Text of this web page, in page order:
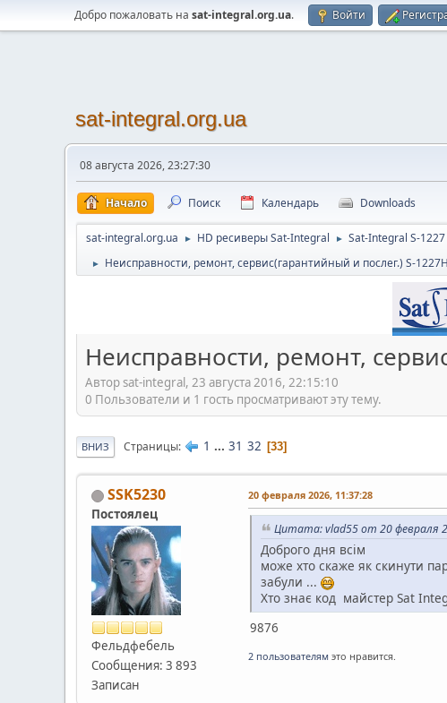
Добро пожаловать на sat-integral.org.ua. Войти
sat-integral.org.ua
08 августа 2026, 23:27:30
Начало Поиск Календарь Downloads
sat-integral.org.ua ► HD ресиверы Sat-Integral ► Sat-Integral S-
► Неисправности, ремонт, сервис(гарантийный и послег.) S-
Неисправности, ремонт,
Автор sat-integral, 23 августа 2016, 22:15:10
0 Пользователи и 1 гость просматривают эту тему.
ВНИЗ Страницы 1 ... 31 32 33
SSK5230
Постоялец
Фельдфебель
Сообщения: 3 893
Записан
20 февраля 2026, 11:37:28
Цитата: vlad55 от 20 февраля
Доброго дня всім
може хто скаже як скинути
забули ...
Хто знає код майстер Sat
9876
2 пользователям это нравится.